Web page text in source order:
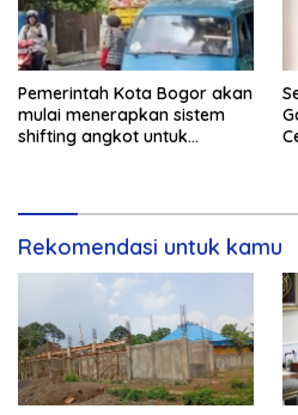
Pemerintah Kota Bogor akan
mulai menerapkan sistem
shifting angkot untuk
Rekomendasi untuk kamu